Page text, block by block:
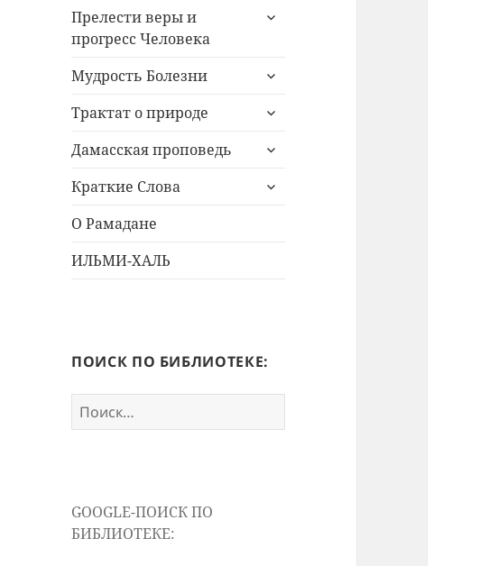
меню
Прелести веры и
прогресс Человека
раскрыть
Мудрость Болезни
раскрыть
меню
Трактат о природе
раскрыть
меню
Дамасская проповедь
раскрыть
меню
Краткие Слова
раскрыть
О Рамадане
ИЛЬМИ-ХАЛЬ
ПОИСК ПО БИБЛИОТЕКЕ:
Найти:
GOOGLE-ПОИСК ПО
БИБЛИОТЕКЕ: